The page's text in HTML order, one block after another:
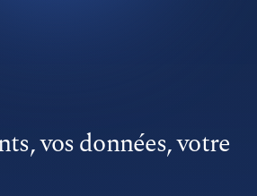
vos données, votre